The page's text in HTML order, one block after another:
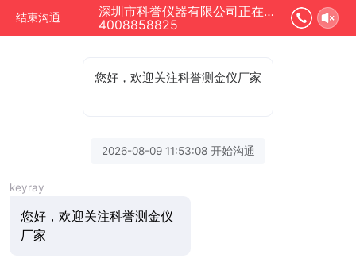
结束沟通
深圳市科誉仪器有限公司正在为您服务
4008858825
您好，欢迎关注科誉测金仪厂家
2026-08-09 11:53:08 开始沟通
keyray
您好，欢迎关注科誉测金仪
厂家